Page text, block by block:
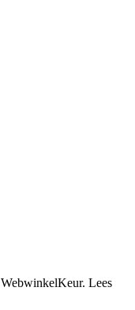
WebwinkelKeur. Lees